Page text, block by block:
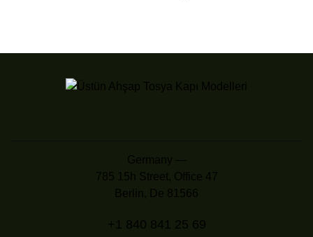
Germany —
785 15h Street, Office 47
Berlin, De 81566
+1 840 841 25 69